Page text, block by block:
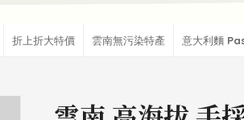
折上折大特價 雲南無污染特產 意大利麵